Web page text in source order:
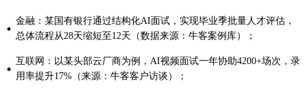
· 金融：某国有银行通过结构化AI面试，实现毕业季批量人才评估，
总体流程从28天缩短至12天（数据来源：牛客案例库）；
· 互联网：以某头部云厂商为例，AI视频面试一年协助4200+场次，录
用率提升17%（来源：牛客客户访谈）；